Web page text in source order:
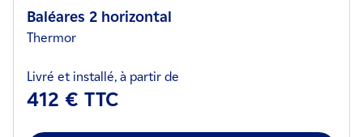
Baléares 2 horizontal
Thermor
Livré et installé, à partir de
412 € TTC